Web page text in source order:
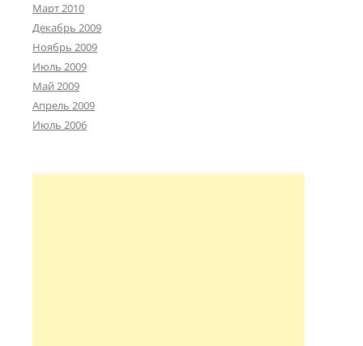
Март 2010
Декабрь 2009
Ноябрь 2009
Июль 2009
Май 2009
Апрель 2009
Июль 2006